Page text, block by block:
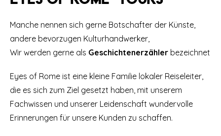
Manche nennen sich gerne Botschafter der Künste,
andere bevorzugen Kulturhandwerker,
Wir werden gerne als Geschichtenerzähler bezeichnet
Eyes of Rome ist eine kleine Familie lokaler Reiseleiter,
die es sich zum Ziel gesetzt haben, mit unserem
Fachwissen und unserer Leidenschaft wundervolle
Erinnerungen für unsere Kunden zu schaffen.